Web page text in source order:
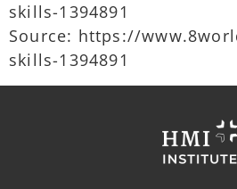
skills-1394891
Source: https://
skills-1394891